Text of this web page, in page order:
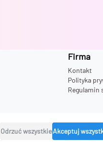
Odrzuć wszystkieAkceptuj
Firma
Kontakt
Polityka
Regulamin